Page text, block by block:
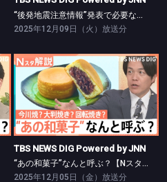
“後発地震注意情報”発表で必要な備えは？【Nスタ】
2025年12月09日（火）放送分
TBS NEWS DIG Powered by JNN
“あの和菓子”なんと呼ぶ？【Nスタ】
TBS NEWS DIG Powered by JNN
“あの和菓子”なんと呼ぶ？【Nスタ】
2025年12月05日（金）放送分